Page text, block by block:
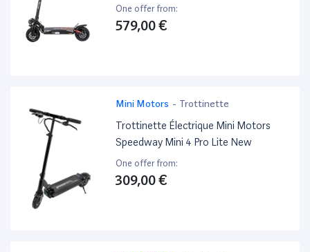
One offer from:
579,00 €
Mini Motors - Trottinette
Trottinette Électrique Mini Motors
Speedway Mini 4 Pro Lite New
One offer from:
309,00 €